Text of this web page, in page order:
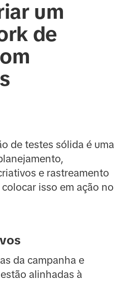
um
de
de testes sólida é uma
e rastreamento
isso em ação no
da campanha e
alinhadas à